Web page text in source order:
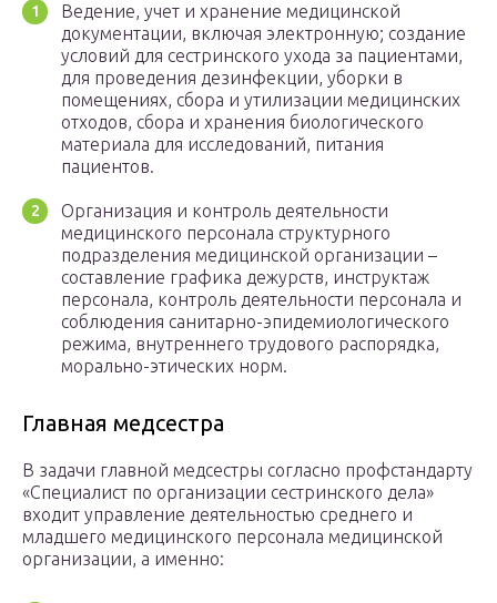
Ведение, учет и хранение медицинской
документации, включая электронную; создание
условий для сестринского ухода за пациентами,
для проведения дезинфекции, уборки в
помещениях, сбора и утилизации медицинских
отходов, сбора и хранения биологического
материала для исследований, питания
пациентов.
Организация и контроль деятельности
медицинского персонала структурного
подразделения медицинской организации –
составление графика дежурств, инструктаж
персонала, контроль деятельности персонала и
соблюдения санитарно-эпидемиологического
режима, внутреннего трудового распорядка,
морально-этических норм.
Главная медсестра
В задачи главной медсестры согласно профстандарту
«Специалист по организации сестринского дела»
входит управление деятельностью среднего и
младшего медицинского персонала медицинской
организации, а именно: